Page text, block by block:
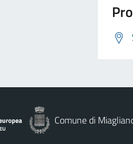
Comune di